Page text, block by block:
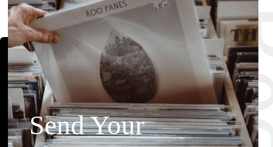
Send Your